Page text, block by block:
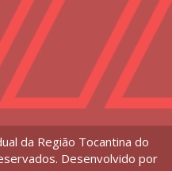
da Região Tocantina do
Desenvolvido por